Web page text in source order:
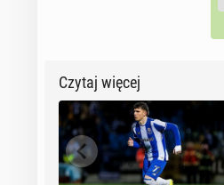
Czytaj więcej